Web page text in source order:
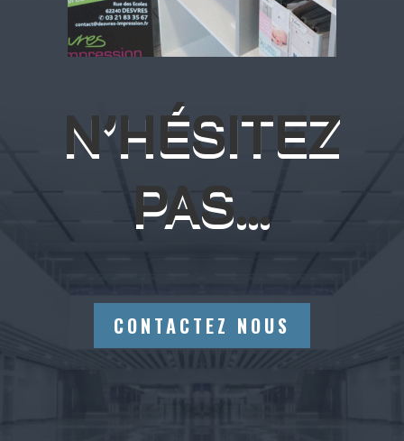
N’HÉSITEZ
PAS…
CONTACTEZ NOUS